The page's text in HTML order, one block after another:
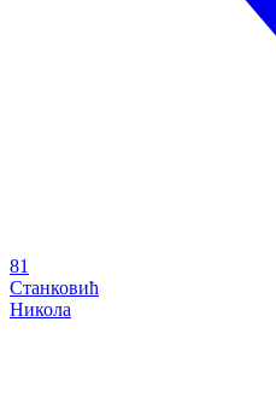
81
Станковић
Никола